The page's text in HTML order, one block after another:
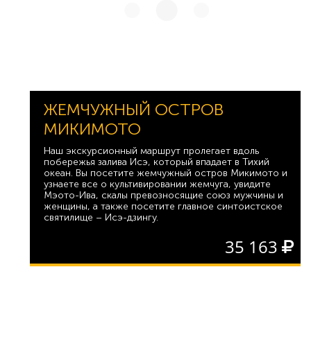
ЖЕМЧУЖНЫЙ ОСТРОВ
МИКИМОТО
Наш экскурсионный маршрут пролегает вдоль
побережья залива Исэ, который впадает в Тихий
океан. Вы посетите жемчужный остров Микимото и
узнаете все о культивировании жемчуга, увидите
Мэото-Ива, скалы превозносящие союз мужчины и
женщины, а также посетите главное синтоистское
святилище – Исэ-дзингу.
35 163